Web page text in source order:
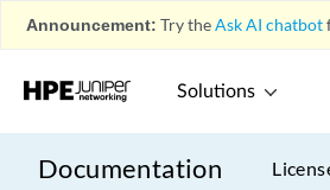
Announcement: Try theAsk AI chatbot
Solutions
Documentation